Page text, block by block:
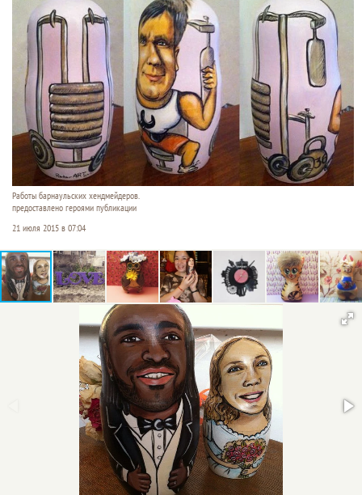
Работы барнаульских хендмейдеров.
предоставлено героями публикации
21 июля 2015 в 07:04